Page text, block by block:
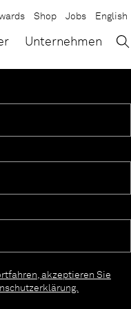
Unternehmen
Shop Jobs English
akzeptieren Sie
→ ×